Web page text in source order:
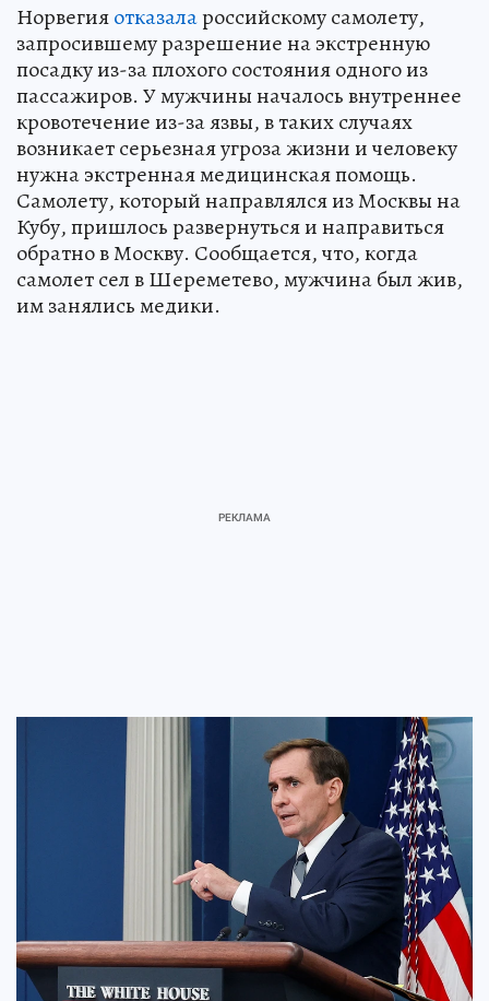
Норвегияотказалароссийскому самолету,
запросившему разрешение на экстренную
посадку из-за плохого состояния одного из
пассажиров. У мужчины началось внутреннее
кровотечение из-за язвы, в таких случаях
возникает серьезная угроза жизни и человеку
нужна экстренная медицинская помощь.
Самолету, который направлялся из Москвы на
Кубу, пришлось развернуться и направиться
обратно в Москву. Сообщается, что, когда
самолет сел в Шереметево, мужчина был жив,
им занялись медики.